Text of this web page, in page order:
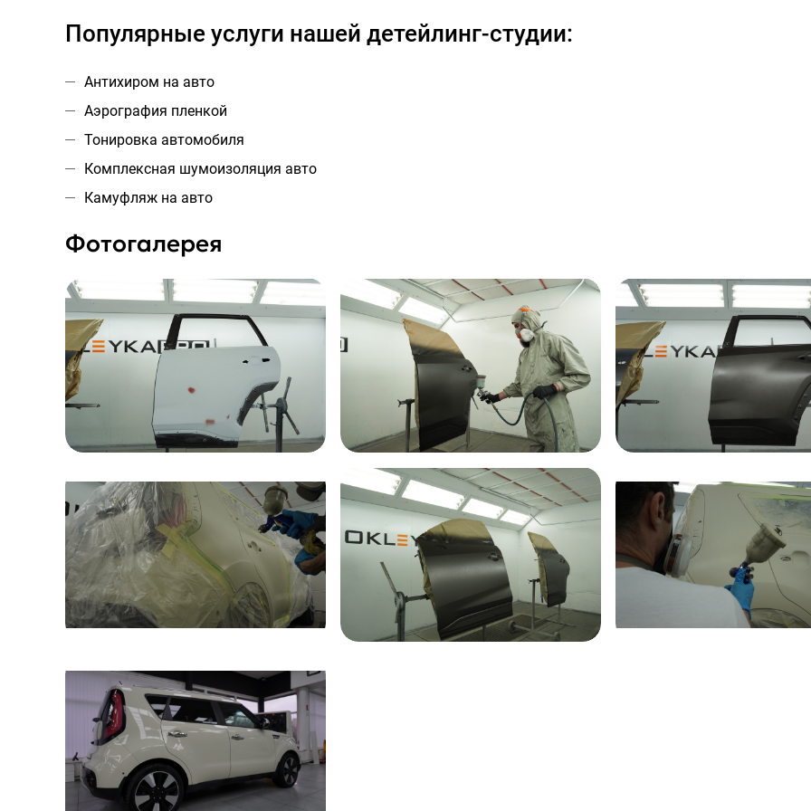
Популярные услуги нашей детейлинг-студии:
Антихиром на авто
Аэрография пленкой
Тонировка автомобиля
Комплексная шумоизоляция авто
Камуфляж на авто
Фотогалерея